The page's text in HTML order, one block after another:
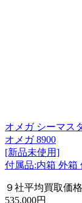
オメガ シーマス
オメガ 8900
[新品未使用]
付属品:内箱 外箱
９社平均買取価格
535,000円